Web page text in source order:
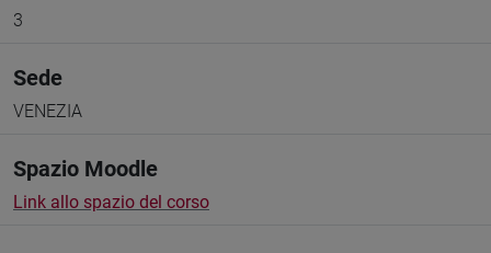
3
Sede
VENEZIA
Spazio Moodle
Link allo spazio del corso